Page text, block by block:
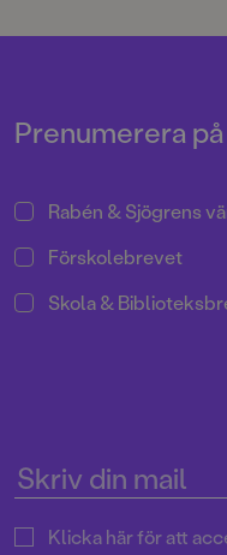
och tonläge, lugnet och
bok att läsa många gånger
bilder att titta länge på och
Prenumerera
Rabén & Sjögrens
Förskolebrevet
Skola &
Klicka här för att